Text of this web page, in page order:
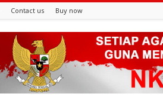
Contact us Buy now